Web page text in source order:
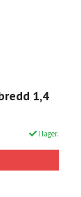
1,4
I lager.